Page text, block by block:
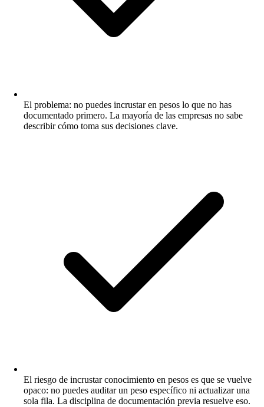
El problema: no puedes incrustar en pesos lo que no has
documentado primero. La mayoría de las empresas no sabe
describir cómo toma sus decisiones clave.
El riesgo de incrustar conocimiento en pesos es que se vuelve
opaco: no puedes auditar un peso específico ni actualizar una
sola fila. La disciplina de documentación previa resuelve eso.